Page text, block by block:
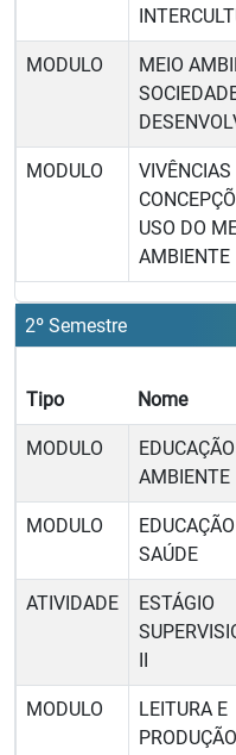
MODULO
MEIO
MODULO
VIVÊNCIAS
USO DO
AMBIENTE
2º Semestre
Tipo Nome
MODULO
AMBIENTE
MODULO
SAÚDE
ATIVIDADE
ESTÁGIO
II
MODULO
LEITURA E